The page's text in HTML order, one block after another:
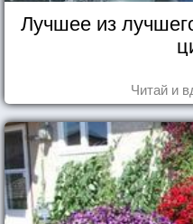
Лучшее из
Читай и